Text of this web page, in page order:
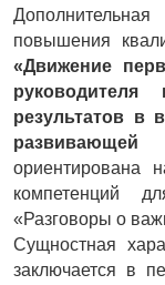
повышения
«Движение
результатов в
развивающей
ориентирована
компетенций
«Разговоры о
Сущностная
заключается в